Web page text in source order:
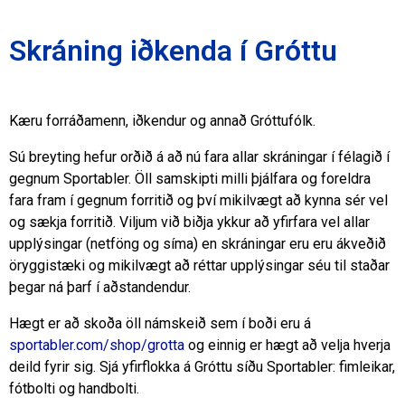
Skráning iðkenda í Gróttu
Kæru forráðamenn, iðkendur og annað Gróttufólk.
Sú breyting hefur orðið á að nú fara allar skráningar í félagið í
gegnum Sportabler. Öll samskipti milli þjálfara og foreldra
fara fram í gegnum forritið og því mikilvægt að kynna sér vel
og sækja forritið. Viljum við biðja ykkur að yfirfara vel allar
upplýsingar (netföng og síma) en skráningar eru eru ákveðið
öryggistæki og mikilvægt að réttar upplýsingar séu til staðar
þegar ná þarf í aðstandendur.
Hægt er að skoða öll námskeið sem í boði eru á
sportabler.com/shop/grotta og einnig er hægt að velja hverja
deild fyrir sig. Sjá yfirflokka á Gróttu síðu Sportabler: fimleikar,
fótbolti og handbolti.